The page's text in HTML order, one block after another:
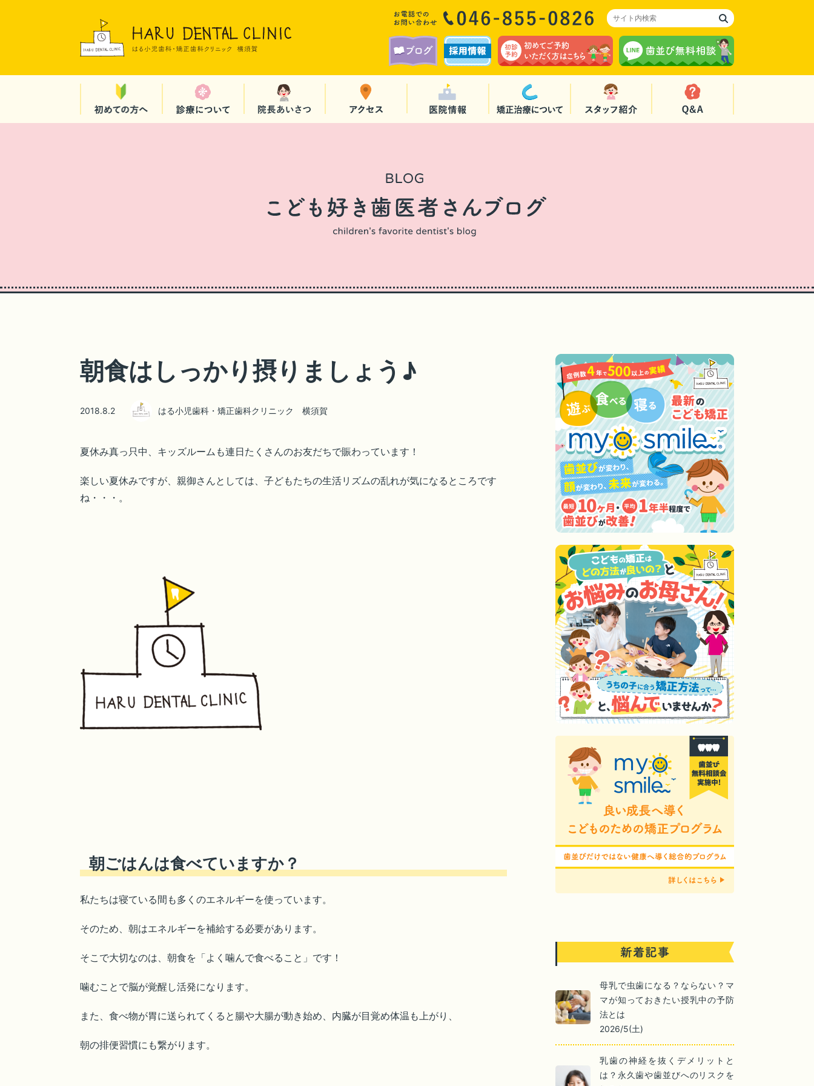
朝食はしっかり摂りましょう♪
2018.8.2 はる小児歯科・矯正歯科クリニック 横須賀
夏休み真っ只中、キッズルームも連日たくさんのお友だちで賑わっています！
楽しい夏休みですが、親御さんとしては、子どもたちの生活リズムの乱れが気になるところです
ね・・・。
朝ごはんは食べていますか？
私たちは寝ている間も多くのエネルギーを使っています。
そのため、朝はエネルギーを補給する必要があります。
そこで大切なのは、朝食を「よく噛んで食べること」です！
噛むことで脳が覚醒し活発になります。
また、食べ物が胃に送られてくると腸や大腸が動き始め、内臓が目覚め体温も上がり、
朝の排便習慣にも繋がります。
母乳で虫歯になる？ならない？マ
マが知っておきたい授乳中の予防
法とは
2026/5(土)
乳歯の神経を抜くデメリットと
は？永久歯や歯並びへのリスクを